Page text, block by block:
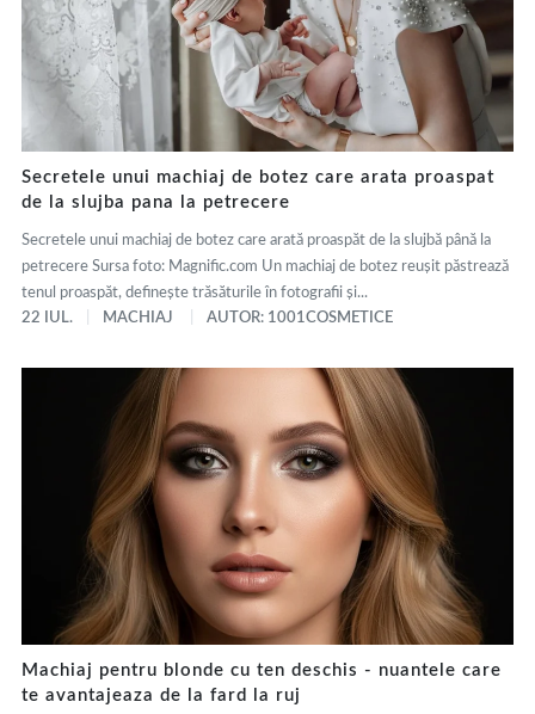
Secretele unui machiaj de botez care arata proaspat
de la slujba pana la petrecere
Secretele unui machiaj de botez care arată proaspăt de la slujbă până la
petrecere Sursa foto: Magnific.com Un machiaj de botez reușit păstrează
tenul proaspăt, definește trăsăturile în fotografii și...
22 IUL.
MACHIAJ AUTOR: 1001COSMETICE
Machiaj pentru blonde cu ten deschis - nuantele care
te avantajeaza de la fard la ruj